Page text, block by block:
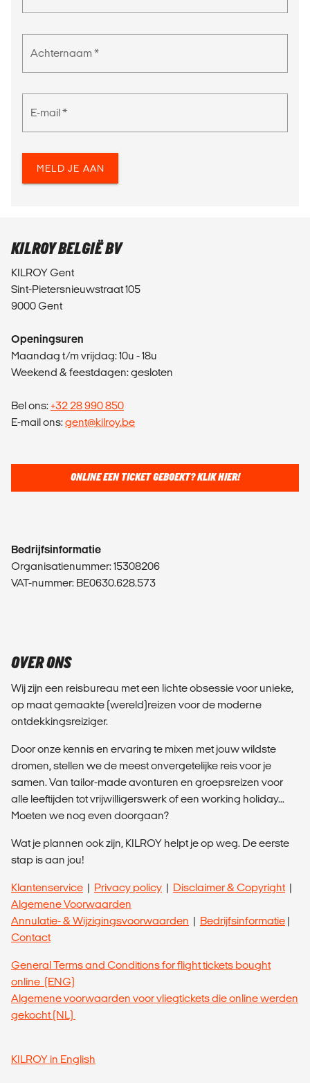
Achternaam *
E-mail *
MELD JE AAN
KILROY BELGIË BV
KILROY Gent
Sint-Pietersnieuwstraat 105
9000 Gent
Openingsuren
Maandag t/m vrijdag: 10u - 18u
Weekend & feestdagen: gesloten
Bel ons:+32 28 990 850
E-mail ons:gent@kilroy.be
ONLINE EEN TICKET GEBOEKT? KLIK HIER!
Bedrijfsinformatie
Organisatienummer: 15308206
VAT-nummer: BE0630.628.573
OVER ONS
Wij zijn een reisbureau met een lichte obsessie voor unieke,
op maat gemaakte (wereld)reizen voor de moderne
ontdekkingsreiziger.
Door onze kennis en ervaring te mixen met jouw wildste
dromen, stellen we de meest onvergetelijke reis voor je
samen. Van tailor-made avonturen en groepsreizen voor
alle leeftijden tot vrijwilligerswerk of een working holiday...
Moeten we nog even doorgaan?
Wat je plannen ook zijn, KILROY helpt je op weg. De eerste
stap is aan jou!
Klantenservice | Privacy policy | Disclaimer & Copyright|
Algemene Voorwaarden
Annulatie- & Wijzigingsvoorwaarden | Bedrijfsinformatie |
Contact
General Terms and Conditions for flight tickets bought
online (ENG)
Algemene voorwaarden voor vliegtickets die online werden
gekocht (NL)
KILROY in English